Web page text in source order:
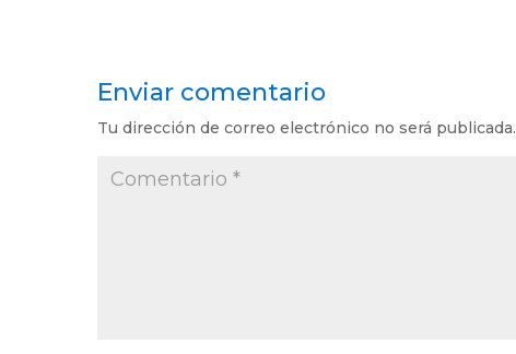
Enviar comentario
Tu dirección de correo electrónico no será publicada.